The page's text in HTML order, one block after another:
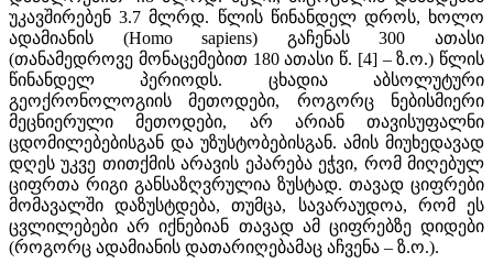
უკავშირებენ 3.7 მლრდ. წლის წინანდელ დროს, ხოლო
ადამიანის (Homo sapiens) გაჩენას 300 ათასი
(თანამედროვე მონაცემებით 180 ათასი წ. [4] – ზ.ო.) წლის
წინანდელ პერიოდს. ცხადია აბსოლუტური
გეოქრონოლოგიის მეთოდები, როგორც ნებისმიერი
მეცნიერული მეთოდები, არ არიან თავისუფალნი
ცდომილებებისგან და უზუსტობებისგან. ამის მიუხედავად
დღეს უკვე თითქმის არავის ეპარება ეჭვი, რომ მიღებულ
ციფრთა რიგი განსაზღვრულია ზუსტად. თავად ციფრები
მომავალში დაზუსტდება, თუმცა, სავარაუდოა, რომ ეს
ცვლილებები არ იქნებიან თავად ამ ციფრებზე დიდები
(როგორც ადამიანის დათარიღებამაც აჩვენა – ზ.ო.).